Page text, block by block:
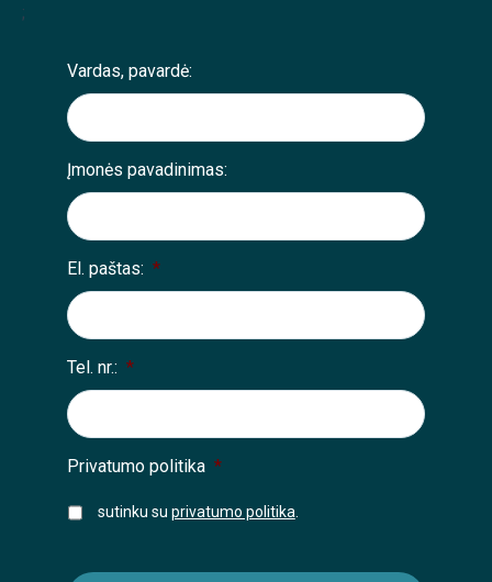
;
Vardas, pavardė:
Įmonės pavadinimas:
El. paštas: *
Tel. nr.: *
Privatumo politika *
sutinku su privatumo politika